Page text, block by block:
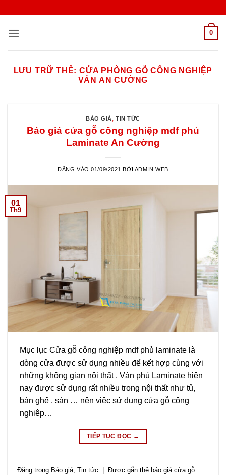
nội
0
LƯU TRỮ THẺ:CỬA PHÒNG GỖ CÔNG NGHIỆP
VÁN AN CƯỜNG
BÁO GIÁ,TIN TỨC
Báo giá cửa gỗ công nghiệp mdf phủ
Laminate An Cường
ĐĂNG VÀO01/09/2021 BỞI ADMIN WEB
01
Th9
Mục lục Cửa gỗ công nghiệp mdf phủ laminate là
dòng cửa được sử dụng nhiều để kết hợp cùng với
những không gian nội thất . Ván phủ Laminate hiện
nay được sử dụng rất nhiều trong nội thất như tủ,
bàn ghế , sàn … nên việc sử dụng cửa gỗ công
nghiệp…
TIẾP TỤC ĐỌC →
Đăng trong Báo giá ,Tin tức Được gắn thẻ báo giá cửa gỗ